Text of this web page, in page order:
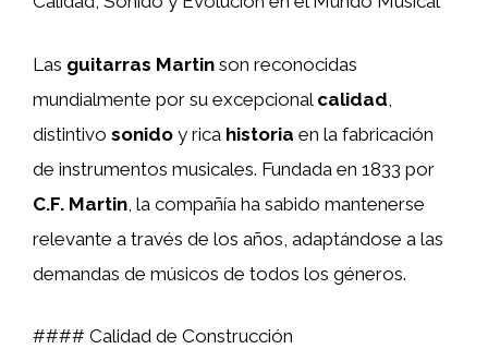
Las guitarras Martin son reconocidas
mundialmente por su excepcional calidad
distintivo sonido y rica historia en la fabricación
de instrumentos musicales. Fundada en 1833 por
C.F. Martin , la compañía ha sabido mantenerse
relevante a través de los años, adaptándose a las
demandas de músicos de todos los géneros.
#### Calidad de Construcción